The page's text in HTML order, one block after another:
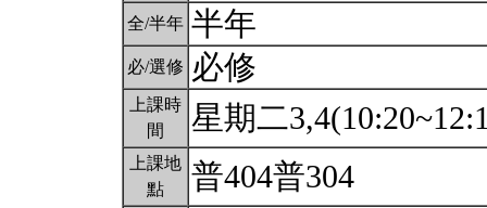
全/半年 半年
必/選修 必修
上課時
間
星期二
上課地
點
普404普304